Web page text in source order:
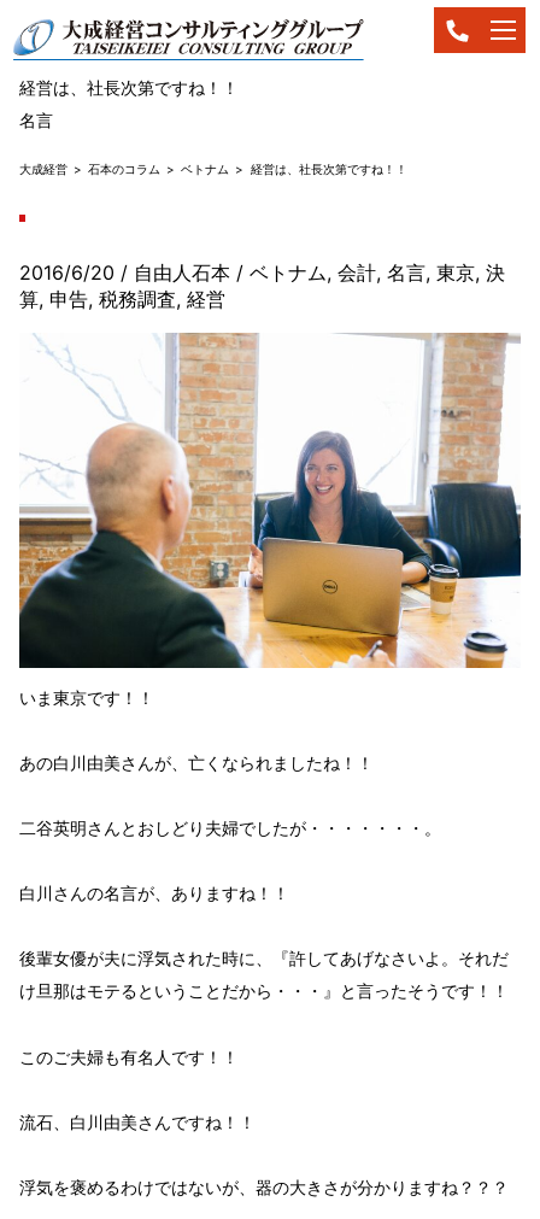
経営は、社長次第ですね！！
名言
大成経営 石本のコラム ベトナム 経営は、社長次第ですね！！
2016/6/20 / 自由人石本 / ベトナム, 会計, 名言, 東京, 決
算, 申告, 税務調査, 経営
いま東京です！！
あの白川由美さんが、亡くなられましたね！！
二谷英明さんとおしどり夫婦でしたが・・・・・・・。
白川さんの名言が、ありますね！！
後輩女優が夫に浮気された時に、
『許してあげなさいよ。それだ
け旦那はモテるということだから・・・』
と言ったそうです！！
このご夫婦も有名人です！！
流石、白川由美さんですね！！
浮気を褒めるわけではないが、 器の大きさが分かりますね？？？